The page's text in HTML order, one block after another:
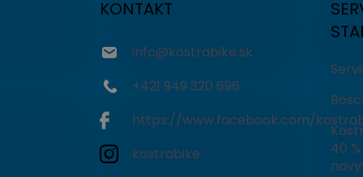
KONTAKT
info@kostrabike.sk
+421 949 320 696
https://www.facebook.com/
kostrabike
40